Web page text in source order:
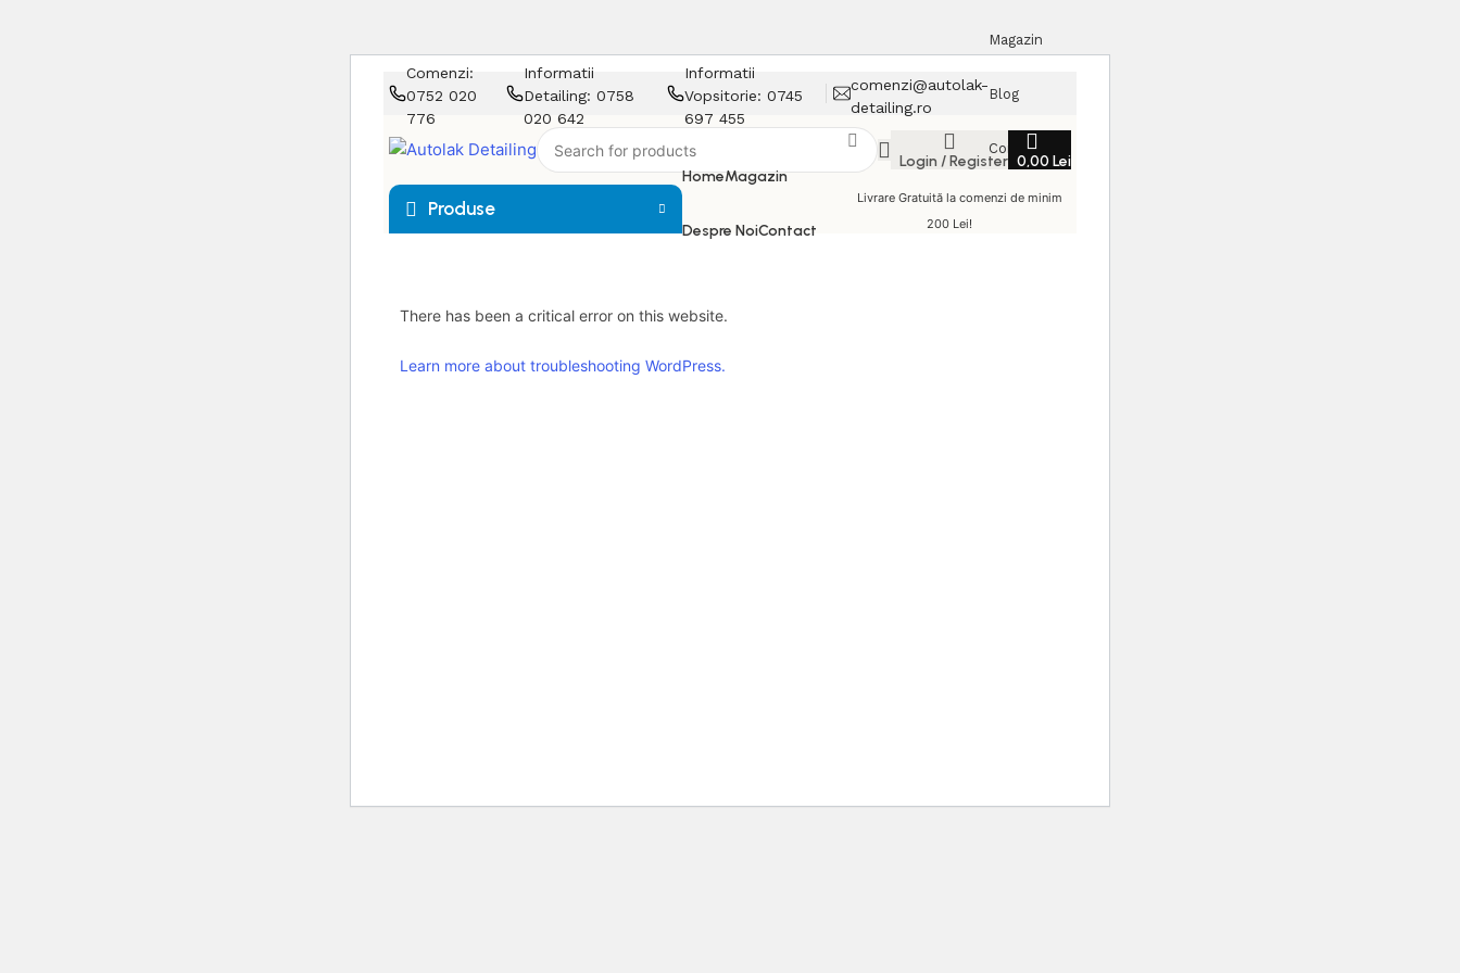
Comenzi:
0752 020
776
Informatii
Detailing: 0758
020 642
Informatii
Vopsitorie: 0745
697 455
comenzi@autolak-
detailing.ro
Magazin
Blog
Contact
Login / Register 0,00 Lei
Produse
HomeMagazin
Despre NoiContact
Livrare Gratuită la comenzi de minim
200 Lei!
There has been a critical error on this website.
Learn more about troubleshooting WordPress.